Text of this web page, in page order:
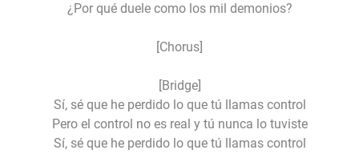
¿Por qué duele como los mil demonios?
[Chorus]
[Bridge]
Sí, sé que he perdido lo que tú llamas control
Pero el control no es real y tú nunca lo tuviste
Sí, sé que he perdido lo que tú llamas control